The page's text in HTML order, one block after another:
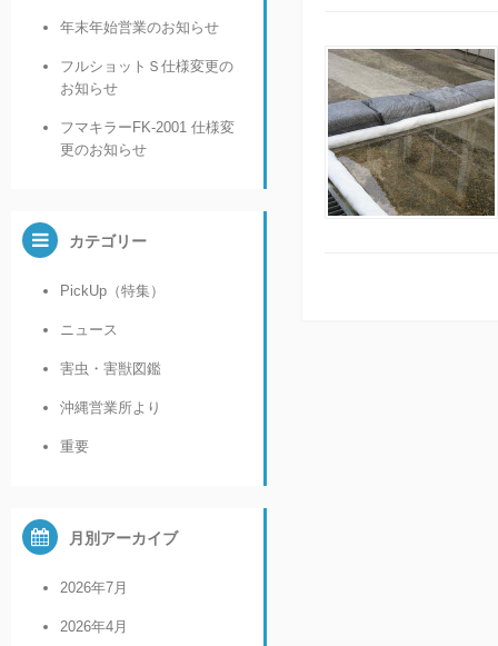
年末年始営業のお知らせ
フルショットＳ仕様変更の
お知らせ
フマキラーFK-2001 仕様変
更のお知らせ
カテゴリー
PickUp（特集）
ニュース
害虫・害獣図鑑
沖縄営業所より
重要
月別アーカイブ
2026年7月
2026年4月